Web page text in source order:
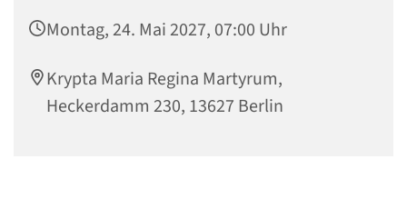
Montag, 24. Mai 2027, 07:00 Uhr
Krypta Maria Regina Martyrum,
Heckerdamm 230, 13627 Berlin